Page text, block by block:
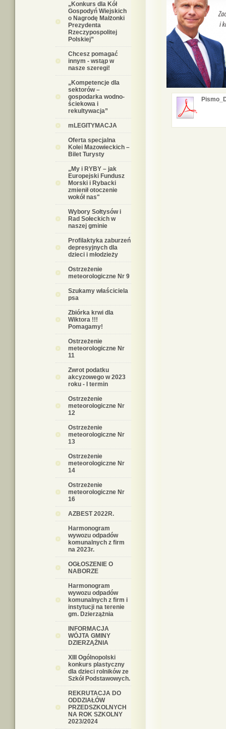
„Konkurs dla Kół
Gospodyń Wiejskich
o Nagrodę Małżonki
Prezydenta
Rzeczypospolitej
Polskiej”
Chcesz pomagać
innym - wstąp w
nasze szeregi!
„Kompetencje dla
sektorów –
gospodarka wodno-
ściekowa i
rekultywacja”
mLEGITYMACJA
Oferta specjalna
Kolei Mazowieckich –
Bilet Turysty
„My i RYBY – jak
Europejski Fundusz
Morski i Rybacki
zmienił otoczenie
wokół nas"
Wybory Sołtysów i
Rad Sołeckich w
naszej gminie
Profilaktyka zaburzeń
depresyjnych dla
dzieci i młodzieży
Ostrzeżenie
meteorologiczne Nr 9
Szukamy właściciela
psa
Zbiórka krwi dla
Wiktora !!!
Pomagamy!
Ostrzeżenie
meteorologiczne Nr
11
Zwrot podatku
akcyzowego w 2023
roku - I termin
Ostrzeżenie
meteorologiczne Nr
12
Ostrzeżenie
meteorologiczne Nr
13
Ostrzeżenie
meteorologiczne Nr
14
Ostrzeżenie
meteorologiczne Nr
16
AZBEST 2022R.
Harmonogram
wywozu odpadów
komunalnych z firm
na 2023r.
OGŁOSZENIE O
NABORZE
Harmonogram
wywozu odpadów
komunalnych z firm i
instytucji na terenie
gm. Dzierzążnia
INFORMACJA
WÓJTA GMINY
DZIERZĄŻNIA
XIII Ogólnopolski
konkurs plastyczny
dla dzieci rolników ze
Szkół Podstawowych.
REKRUTACJA DO
ODDZIAŁÓW
PRZEDSZKOLNYCH
NA ROK SZKOLNY
2023/2024